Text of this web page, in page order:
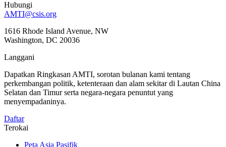
Hubungi
AMTI@csis.org
1616 Rhode Island Avenue, NW
Washington, DC 20036
Langgani
Dapatkan Ringkasan AMTI, sorotan bulanan kami tentang
perkembangan politik, ketenteraan dan alam sekitar di Lautan China
Selatan dan Timur serta negara-negara penuntut yang
menyempadaninya.
Daftar
Terokai
Peta Asia Pasifik